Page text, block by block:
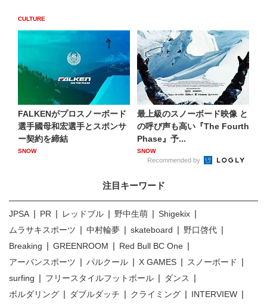
CULTURE
FALKENがプロスノーボード
選手國母和宏選手とスポンサ
ー契約を締結
SNOW
最上級のスノーボード映像 と
の呼び声も高い『The Fourth
Phase』予...
SNOW
Recommended by
注目キーワード
JPSA PR レッドブル 野中生萌
Shigekix
ムラサキスポーツ
中村輪夢 skateboard
野口啓代
Breaking
GREENROOM
Red Bull BC One
アーバンスポーツ
パルクール X GAMES
スノーボード
surfing
フリースタイルフットボール
ダンス
ボルダリング
ダブルダッチ クライミング
INTERVIEW